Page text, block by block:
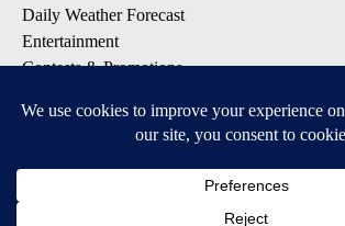
Daily Weather Forecast
Entertainment
Contests & Promotions
DOWNLOAD OUR APPS
Available for iOS and Android